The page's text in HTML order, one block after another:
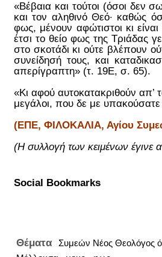
«Βέβαια και τούτοι (όσοι δεν
και τον αληθινό Θεό· καθώς
φως, μένουν αφώτιστοι κι
έτσι το θείο φως της Τριάδας
στο σκοτάδι κι ούτε βλέπουν
συνείδησή τους, και
απερίγραπτη» (τ. 19Ε, σ. 65).
«Κι αφού αυτοκατακριθούν απ’
μεγάλοι, που δε με
(ΕΠΕ, ΦΙΛΟΚΑΛΙΑ, Αγίου
(Η συλλογή των κειμένων
Social Bookmarks
Θέματα Συμεών Νέος Θεολόγος